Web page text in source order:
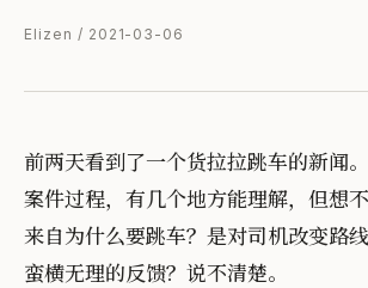
Elizen / 2021-03-06
前两天看到了一个货拉拉跳车的新闻
案件过程，有几个地方能理解，但想
来自为什么要跳车？是对司机改变路
蛮横无理的反馈？说不清楚。